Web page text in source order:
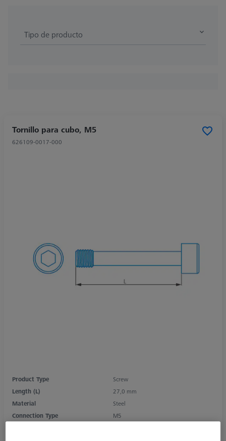
Tipo de producto
Tornillo para cubo, M5
626109-0017-000
Product Type
Screw
Length (L)
27,0 mm
Material
Steel
Connection Type
M5